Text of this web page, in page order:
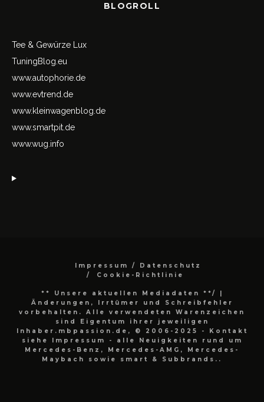
BLOGROLL
Tee & Gewürze Lux
TuningBlog.eu
www.autophorie.de
www.evtrend.de
www.kleinwagenblog.de
www.smartpit.de
www.wug.info
Impressum / Datenschutz
Cookie-Richtlinie
** Unsere aktuellen Mediadaten **/
Änderungen, Irrtümer und Schreibfehler
vorbehalten. Alle verwendeten Warenzeichen
sind Eigentum ihrer jeweiligen
Inhaber.mbpassion.de, © 2006-2025 - Kontakt
siehe Impressum - alle Neuigkeiten rund um
Mercedes-Benz, Mercedes-AMG, Mercedes-
Maybach sowie smart & Subbrands..